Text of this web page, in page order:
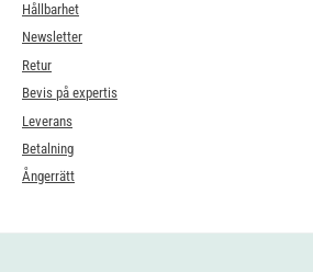
Hållbarhet
Newsletter
Retur
Bevis på expertis
Leverans
Betalning
Ångerrätt